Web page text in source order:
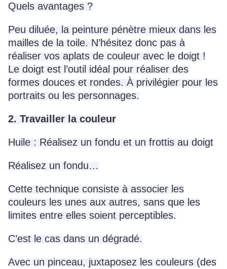
Quels avantages ?
Peu diluée, la peinture pénètre mieux dans les
mailles de la toile. N’hésitez donc pas à
réaliser vos aplats de couleur avec le doigt !
Le doigt est l’outil idéal pour réaliser des
formes douces et rondes. À privilégier pour les
portraits ou les personnages.
2. Travailler la couleur
Huile : Réalisez un fondu et un frottis au doigt
Réalisez un fondu…
Cette technique consiste à associer les
couleurs les unes aux autres, sans que les
limites entre elles soient perceptibles.
C’est le cas dans un dégradé.
Avec un pinceau, juxtaposez les couleurs (des